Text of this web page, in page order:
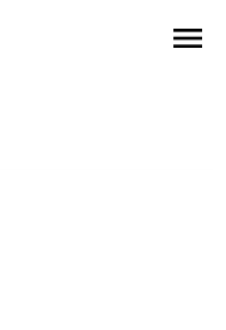
menu